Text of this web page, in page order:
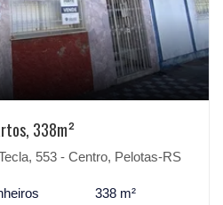
338m²
553 - Centro, Pelotas-RS
338 m²